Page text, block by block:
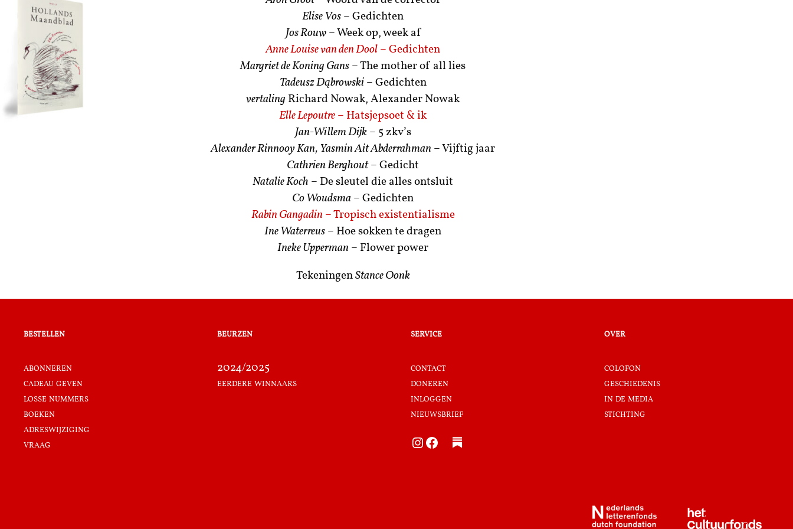
Elise Vos – Gedichten
Jos Rouw– Week op, week af
Anne Louise van den Dool – Gedichten
Margriet de Koning Gans – The mother of all lies
Tadeusz Dąbrowski – Gedichten
vertaling Richard Nowak, Alexander Nowak
Elle Lepoutre – Hatsjepsoet & ik
Jan-Willem Dijk– 5 zkv’s
Alexander Rinnooy Kan, Yasmin Ait Abderrahman – Vijftig jaar
Cathrien Berghout– Gedicht
Natalie Koch – De sleutel die alles ontsluit
Co Woudsma – Gedichten
Rabin Gangadin– Tropisch existentialisme
Ine Waterreus – Hoe sokken te dragen
Ineke Upperman – Flower power
Tekeningen Stance Oonk
bestellen
abonneren
cadeau geven
losse nummers
boeken
adreswijziging
vraag
beurzen
2024/2025
eerdere winnaars
service
contact
doneren
inloggen
nieuwsbrief
Instagram Facebook
over
colofon
geschiedenis
in de media
stichting